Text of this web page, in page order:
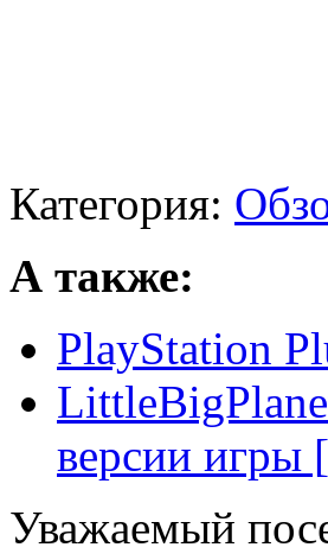
Категория:
А также:
PlayStation
версии игры
Уважаемый